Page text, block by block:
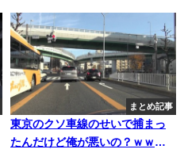
まとめ記事
東京のクソ車線のせいで捕まっ
たんだけど俺が悪いの？ｗｗｗ